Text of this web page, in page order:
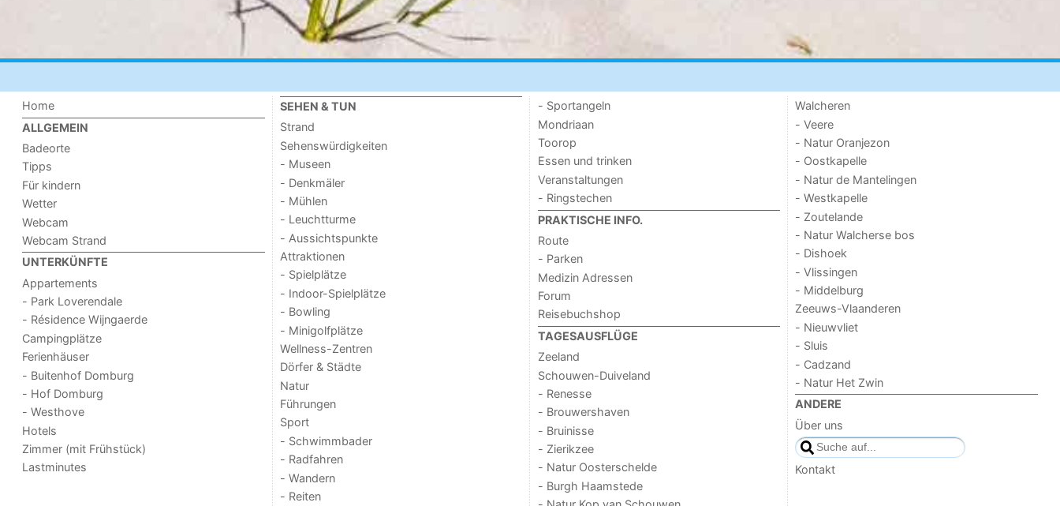
Home
ALLGEMEIN
Badeorte
Tipps
Für kindern
Wetter
Webcam
Webcam Strand
UNTERKÜNFTE
Appartements
- Park Loverendale
- Résidence Wijngaerde
Campingplätze
Ferienhäuser
- Buitenhof Domburg
- Hof Domburg
- Westhove
Hotels
Zimmer (mit Frühstück)
Lastminutes
SEHEN & TUN
Strand
Sehenswürdigkeiten
- Museen
- Denkmäler
- Mühlen
- Leuchtturme
- Aussichtspunkte
Attraktionen
- Spielplätze
- Indoor-Spielplätze
- Bowling
- Minigolfplätze
Wellness-Zentren
Dörfer & Städte
Natur
Führungen
Sport
- Schwimmbader
- Radfahren
- Wandern
- Reiten
- Sportangeln
Mondriaan
Toorop
Essen und trinken
Veranstaltungen
- Ringstechen
PRAKTISCHE INFO.
Route
- Parken
Medizin Adressen
Forum
Reisebuchshop
TAGESAUSFLÜGE
Zeeland
Schouwen-Duiveland
- Renesse
- Brouwershaven
- Bruinisse
- Zierikzee
- Natur Oosterschelde
- Burgh Haamstede
Walcheren
- Veere
- Natur Oranjezon
- Oostkapelle
- Natur de Mantelingen
- Westkapelle
- Zoutelande
- Natur Walcherse bos
- Dishoek
- Vlissingen
- Middelburg
Zeeuws-Vlaanderen
- Nieuwvliet
- Sluis
- Cadzand
- Natur Het Zwin
ANDERE
Über uns
Kontakt